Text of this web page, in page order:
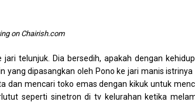
on Chairish.com
telunjuk. Dia bersedih, apakah dengan
yang dipasangkan oleh Pono ke jari manis istrinya
dan mencari toko emas dengan kikuk untuk
seperti sinetron di tv kelurahan ketika